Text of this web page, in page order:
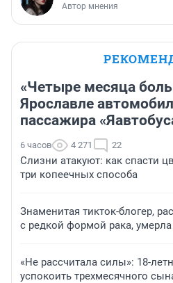
Автор мнения
«Четыре месяца
Ярославле
пассажира
6 часов 4 271 22
Слизни атакуют: как спасти
три копеечных способа
Знаменитая тикток-блогер,
с редкой формой рака, умерла
«Не рассчитала силы»: 18-
успокоить трехмесячного